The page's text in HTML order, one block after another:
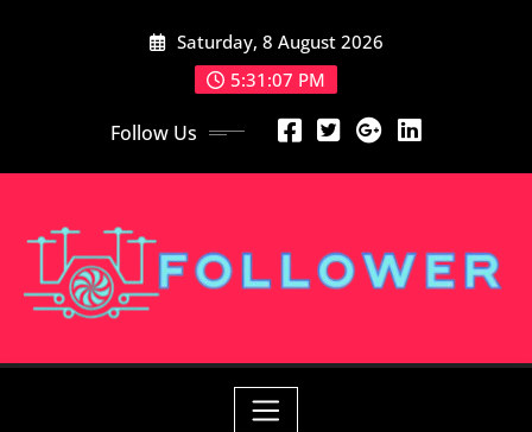
Saturday, 8 August 2026
5:31:09 PM
Follow Us